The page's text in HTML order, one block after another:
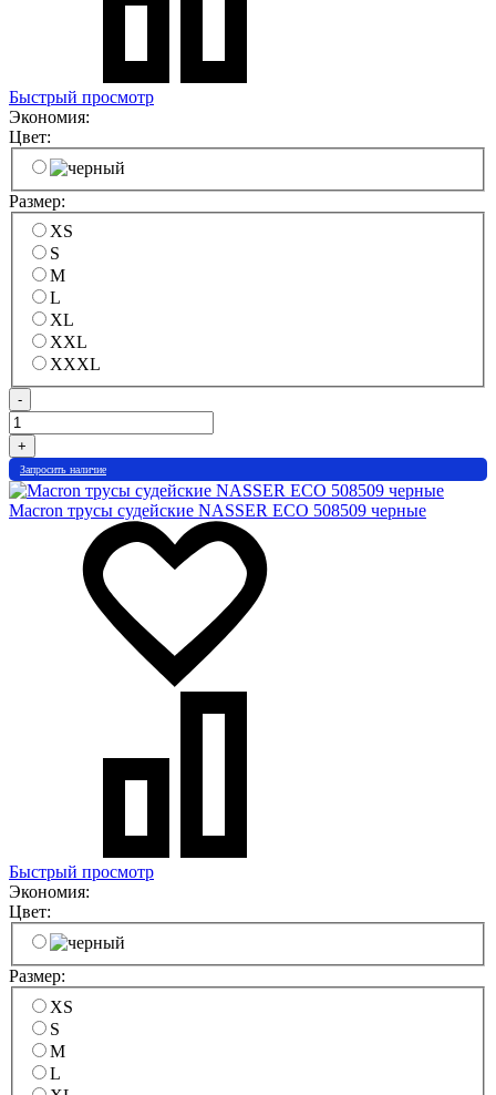
Быстрый просмотр
Экономия:
Цвет:
Размер:
XS
S
M
L
XL
XXL
XXXL
-
+
Запросить наличие
Macron трусы судейские NASSER ECO 508509 черные
Быстрый просмотр
Экономия:
Цвет:
Размер:
XS
S
M
L